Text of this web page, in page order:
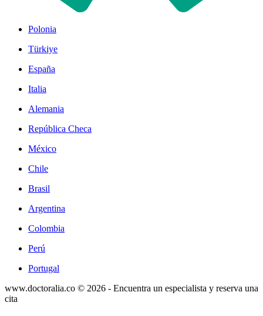
Polonia
Türkiye
España
Italia
Alemania
República Checa
México
Chile
Brasil
Argentina
Colombia
Perú
Portugal
www.doctoralia.co © 2026 - Encuentra un especialista y reserva una
cita